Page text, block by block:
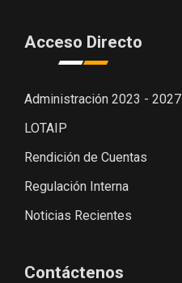
Acceso Directo
Administración 2023 - 2027
LOTAIP
Rendición de Cuentas
Regulación Interna
Noticias Recientes
Contáctenos